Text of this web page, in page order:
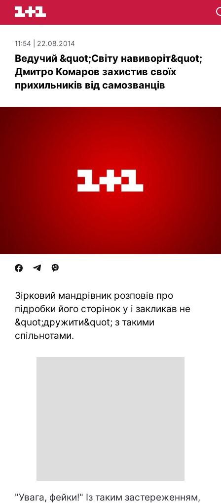
11:54 | 22.08.2014
Ведучий &quot;Світу навиворіт&quot;
Дмитро Комаров захистив своїх
прихильників від самозванців
Зірковий мандрівник розповів про
підробки його сторінок у і закликав не
&quot;дружити&quot; з такими
спільнотами.
"Увага, фейки!" Із таким застереженням,